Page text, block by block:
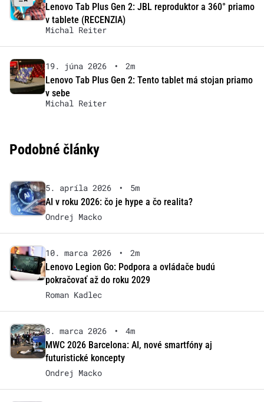
Lenovo Tab Plus Gen 2: JBL reproduktor a 360° priamo
v tablete (RECENZIA)
Michal Reiter
19. júna 2026 •
2m
Lenovo Tab Plus Gen 2: Tento tablet má stojan priamo
v sebe
Michal Reiter
Podobné články
5. apríla 2026 •
5m
AI v roku 2026: čo je hype a čo realita?
Ondrej Macko
10. marca 2026 •
2m
Lenovo Legion Go: Podpora a ovládače budú
pokračovať až do roku 2029
Roman Kadlec
8. marca 2026 •
4m
MWC 2026 Barcelona: AI, nové smartfóny aj
futuristické koncepty
Ondrej Macko